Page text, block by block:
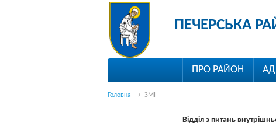
ПЕЧЕРСЬКА
ПРО РАЙОН
Головна → ЗМІ
Відділ з питань